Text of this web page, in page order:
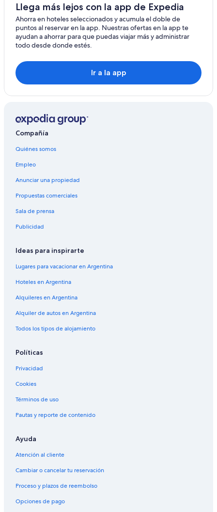
Llega más lejos con la app de Expedia
Ahorra en hoteles seleccionados y acumula el doble de
puntos al reservar en la app. Nuestras ofertas en la app te
ayudan a ahorrar para que puedas viajar más y administrar
todo desde donde estés.
Ir a la app
Compañía
Quiénes somos
Empleo
Anunciar una propiedad
Propuestas comerciales
Sala de prensa
Publicidad
Ideas para inspirarte
Lugares para vacacionar en Argentina
Hoteles en Argentina
Alquileres en Argentina
Alquiler de autos en Argentina
Todos los tipos de alojamiento
Políticas
Privacidad
Cookies
Términos de uso
Pautas y reporte de contenido
Ayuda
Atención al cliente
Cambiar o cancelar tu reservación
Proceso y plazos de reembolso
Opciones de pago